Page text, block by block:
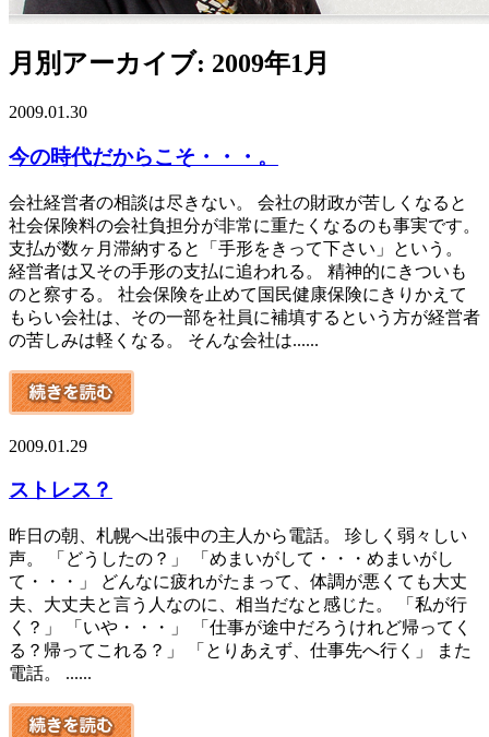
月別アーカイブ: 2009年1月
2009.01.30
今の時代だからこそ・・・。
会社経営者の相談は尽きない。 会社の財政が苦しくなると
社会保険料の会社負担分が非常に重たくなるのも事実です。
支払が数ヶ月滞納すると「手形をきって下さい」という。
経営者は又その手形の支払に追われる。 精神的にきついも
のと察する。 社会保険を止めて国民健康保険にきりかえて
もらい会社は、その一部を社員に補填するという方が経営者
の苦しみは軽くなる。 そんな会社は......
2009.01.29
ストレス？
昨日の朝、札幌へ出張中の主人から電話。 珍しく弱々しい
声。 「どうしたの？」 「めまいがして・・・めまいがし
て・・・」 どんなに疲れがたまって、体調が悪くても大丈
夫、大丈夫と言う人なのに、相当だなと感じた。 「私が行
く？」 「いや・・・」 「仕事が途中だろうけれど帰ってく
る？帰ってこれる？」 「とりあえず、仕事先へ行く」 また
電話。 ......